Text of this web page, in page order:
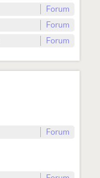
Forum
Forum
Forum
Forum